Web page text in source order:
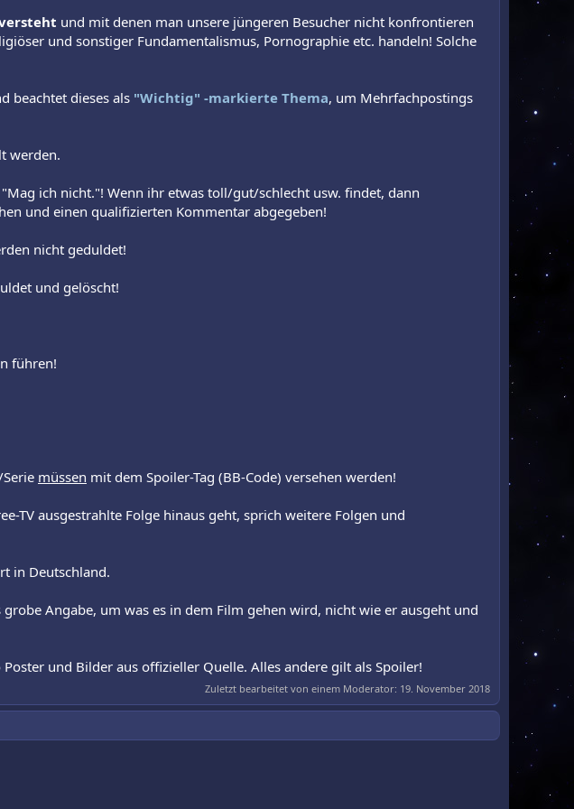
und mit denen man unsere jüngeren Besucher nicht konfrontieren
und sonstiger Fundamentalismus, Pornographie etc. handeln! Solche
beachtet dieses als "Wichtig" -markierte Thema, um Mehrfachpostings
werden.
ich nicht."! Wenn ihr etwas toll/gut/schlecht usw. findet, dann
und einen qualifizierten Kommentar abgegeben!
nicht geduldet!
und gelöscht!
führen!
müssen mit dem Spoiler-Tag (BB-Code) versehen werden!
TV ausgestrahlte Folge hinaus geht, sprich weitere Folgen und
in Deutschland.
Angabe, um was es in dem Film gehen wird, nicht wie er ausgeht und
und Bilder aus offizieller Quelle. Alles andere gilt als Spoiler!
Zuletzt bearbeitet von einem Moderator: 19. November 2018